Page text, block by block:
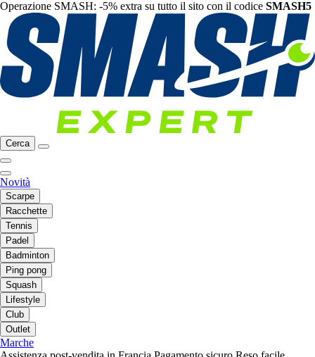
Operazione SMASH: -5% extra su tutto il sito con il codice SMASH5
Cerca
Novità
Scarpe
Racchette
Tennis
Padel
Badminton
Ping pong
Squash
Lifestyle
Club
Outlet
Marche